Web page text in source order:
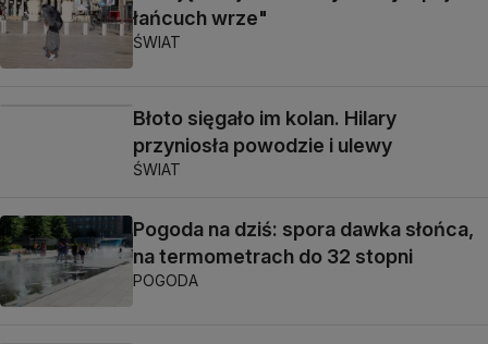
łańcuch wrze"
ŚWIAT
Błoto sięgało im kolan. Hilary
przyniosła powodzie i ulewy
ŚWIAT
Pogoda na dziś: spora dawka słońca,
na termometrach do 32 stopni
POGODA